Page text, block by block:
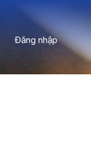
Đăng nhập